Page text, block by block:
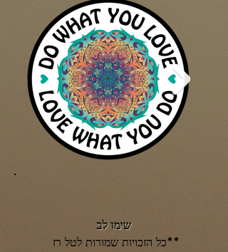
שימו לב
**כל הזכויות שמורות לטל רז